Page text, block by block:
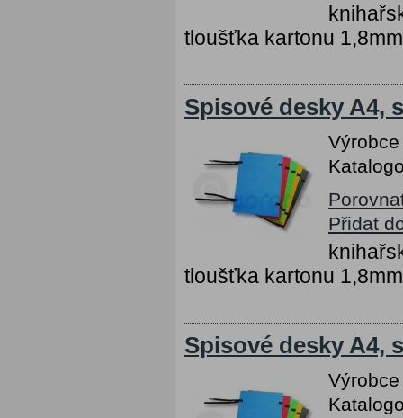
tloušťka kartonu 1,8mm
Spisové desky A4,
Přidat
tloušťka kartonu 1,8mm
Spisové desky A4,